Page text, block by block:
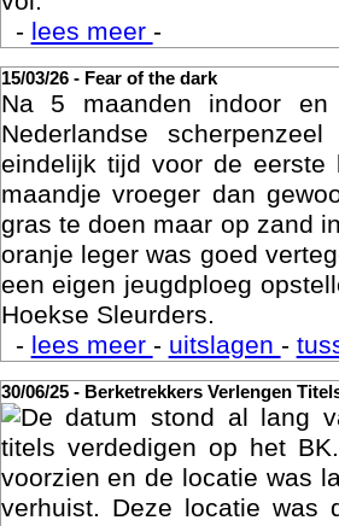
- lees meer -
15/03/26 - Fear of the dark
Na 5 maanden indoor
Nederlandse
eindelijk tijd voor de eerste
maandje vroeger dan
gras te doen maar op zand
oranje leger was goed
een eigen jeugdploeg
Hoekse Sleurders.
- lees meer - uitslagen -
30/06/25 - Berketrekkers Verlengen
De datum stond al lang
titels verdedigen op het
voorzien en de locatie was
verhuist. Deze locatie was